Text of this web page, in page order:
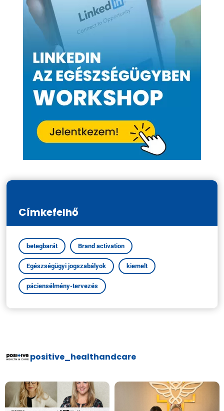
Címkefelhő
betegbarát Brand activation
Egészségügyi jogszabályok kiemelt
páciensélmény-tervezés
positive_healthandcare